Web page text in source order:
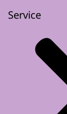
Service